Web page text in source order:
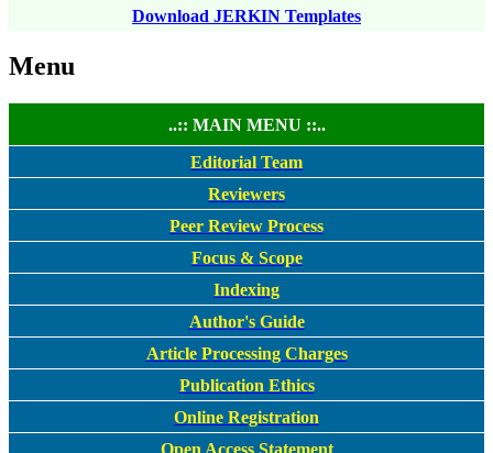
Download JERKIN Templates
Menu
..:: MAIN MENU ::..
Editorial Team
Reviewers
Peer Review Process
Focus & Scope
Indexing
Author's Guide
Article Processing Charges
Publication Ethics
Online Registration
Open Access Statement